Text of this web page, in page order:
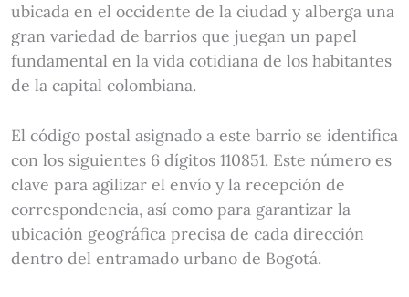
ubicada en el occidente de la ciudad y alberga una
gran variedad de barrios que juegan un papel
fundamental en la vida cotidiana de los habitantes
de la capital colombiana.
El código postal asignado a este barrio se identifica
con los siguientes 6 dígitos 110851. Este número es
clave para agilizar el envío y la recepción de
correspondencia, así como para garantizar la
ubicación geográfica precisa de cada dirección
dentro del entramado urbano de Bogotá.